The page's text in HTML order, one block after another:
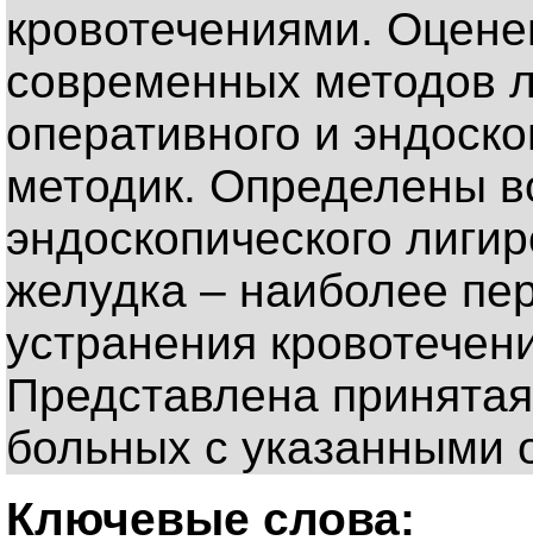
кровотечениями.
современных методов
оперативного и
методик. Определены
эндоскопического
желудка – наиболее
устранения
Представлена
больных с указанными
Ключевые слова: